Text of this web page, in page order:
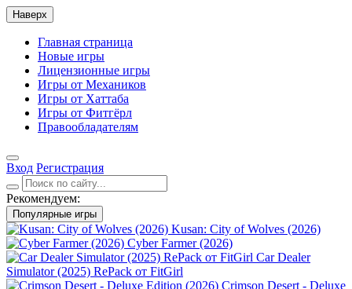
Наверх
Главная страница
Новые игры
Лицензионные игры
Игры от Механиков
Игры от Хаттаба
Игры от Фитгёрл
Правообладателям
Вход Регистрация
Рекомендуем:
Популярные игры
Kusan: City of Wolves (2026)
Cyber Farmer (2026)
Car Dealer
Simulator (2025) RePack от FitGirl
Crimson Desert - Deluxe